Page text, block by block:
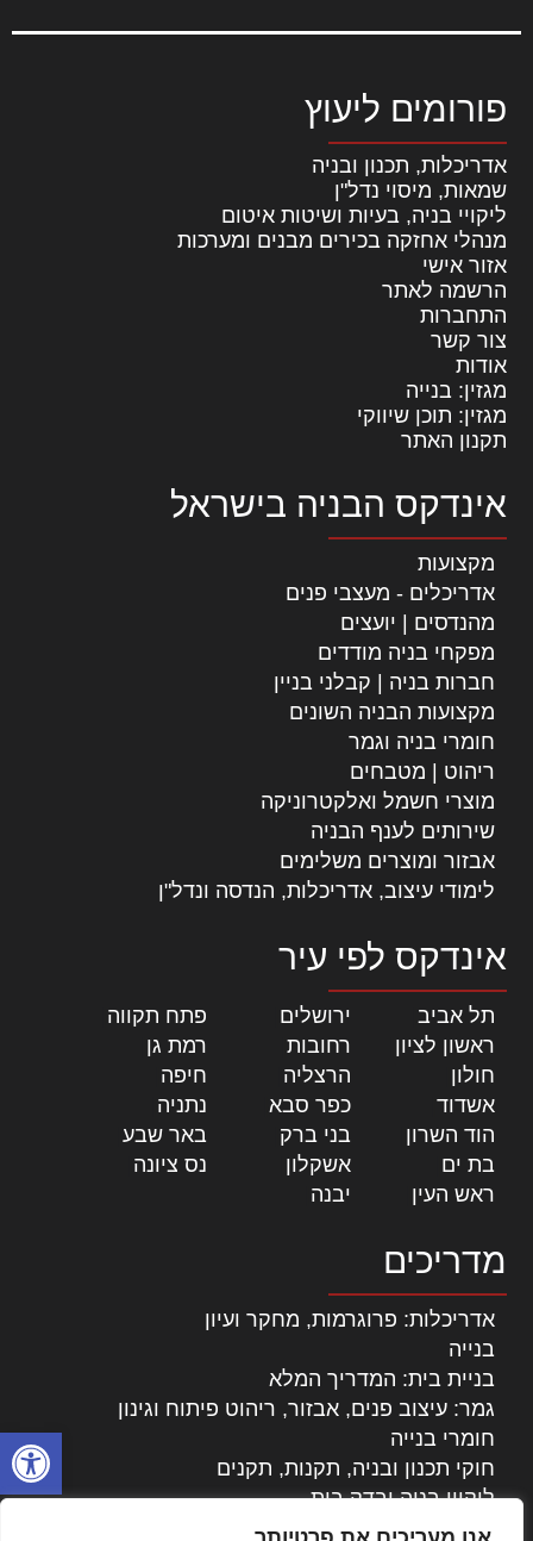
פתח
פורומים ליעוץ
אדריכלות, תכנון ובניה
שמאות, מיסוי נדל"ן
ליקויי בניה, בעיות ושיטות איטום
מנהלי אחזקה בכירים מבנים ומערכות
אזור אישי
הרשמה לאתר
התחברות
צור קשר
אודות
מגזין: בנייה
מגזין: תוכן שיווקי
תקנון האתר
אינדקס הבניה בישראל
מקצועות
אדריכלים - מעצבי פנים
מהנדסים | יועצים
מפקחי בניה מודדים
חברות בניה | קבלני בניין
מקצועות הבניה השונים
חומרי בניה וגמר
ריהוט | מטבחים
מוצרי חשמל ואלקטרוניקה
שירותים לענף הבניה
אבזור ומוצרים משלימים
לימודי עיצוב, אדריכלות, הנדסה ונדל"ן
אינדקס לפי עיר
תל אביב ירושלים פתח תקווה
ראשון לציון
רחובות רמת גן
חולון
הרצליה חיפה
אשדוד
כפר סבא נתניה
הוד השרון
בני ברק באר שבע
בת ים
אשקלון נס ציונה
ראש העין
יבנה
מדריכים
אדריכלות: פרוגרמות, מחקר ועיון
בנייה
בניית בית: המדריך המלא
גמר: עיצוב פנים, אבזור, ריהוט פיתוח וגינון
חומרי בנייה
חוקי תכנון ובניה, תקנות, תקנים
ליקויי בניה ובדק בית
נדל"ן: זכויות, אגרות ועסקאות